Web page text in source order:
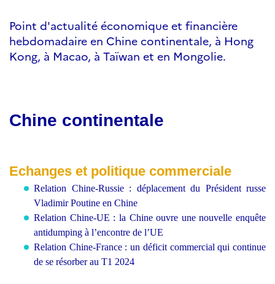
Point d'actualité économique et financière
hebdomadaire en Chine continentale, à Hong
Kong, à Macao, à Taïwan et en Mongolie.
Chine continentale
Echanges et politique commerciale
Relation Chine-Russie : déplacement du Président russe
Vladimir Poutine en Chine
Relation Chine-UE : la Chine ouvre une nouvelle enquête
antidumping à l’encontre de l’UE
Relation Chine-France : un déficit commercial qui continue
de se résorber au T1 2024